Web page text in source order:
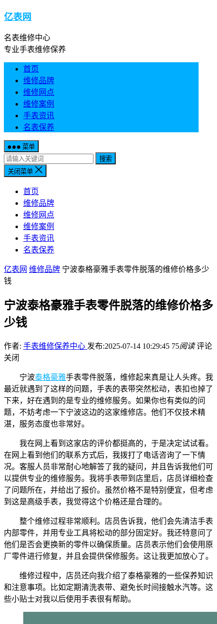
亿表网
名表维修中心
专业手表维修保养
首页
维修品牌
维修网点
维修案例
手表资讯
名表保养
菜单
搜索
关闭菜单
首页
维修品牌
维修网点
维修案例
手表资讯
名表保养
亿表网 维修品牌 宁波泰格豪雅手表零件脱落的维修价格多少
钱
宁波泰格豪雅手表零件脱落的维修价格多
少钱
作者: 手表维修保养中心 发布:2025-07-14 10:29:45 75阅读 评论
关闭
宁波泰格豪雅手表零件脱落，维修起来真是让人头疼。我
最近就遇到了这样的问题，手表的表带突然松动，表扣也掉了
下来，好在遇到的是专业的维修服务。如果你也有类似的问
题，不妨考虑一下宁波这边的这家维修店。他们不仅技术精
湛，服务态度也非常好。
我在网上看到这家店的评价都挺高的，于是决定试试看。
在网上看到他们的联系方式后，我拨打了电话咨询了一下情
况。客服人员非常耐心地解答了我的疑问，并且告诉我他们可
以提供专业的维修服务。我将手表带到店里后，店员详细检查
了问题所在，并给出了报价。虽然价格不是特别便宜，但考虑
到这是高级手表，我觉得这个价格还是合理的。
整个维修过程非常顺利。店员告诉我，他们会先清洁手表
内部零件，并用专业工具将松动的部分固定好。我还特意问了
他们是否会更换新的零件以确保质量。店员表示他们会使用原
厂零件进行修复，并且会提供保修服务。这让我更加放心了。
维修过程中，店员还向我介绍了泰格豪雅的一些保养知识
和注意事项。比如定期清洗表带、避免长时间接触水汽等。这
些小贴士对我以后使用手表很有帮助。